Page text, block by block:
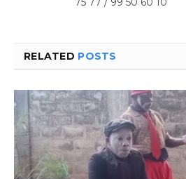
RELATED POSTS